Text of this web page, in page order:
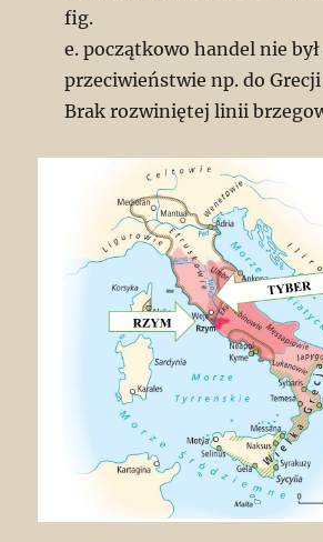
fig.
e. początkowo handel nie
przeciwieństwie np. do
Brak rozwiniętej linii